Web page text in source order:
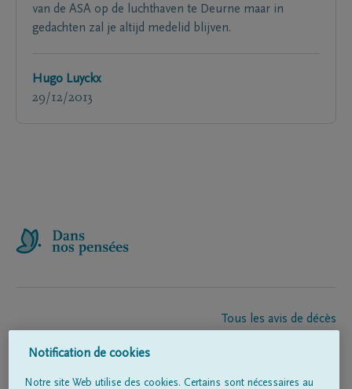
van de ASA op de luchthaven te Deurne maar in
gedachten zal je altijd medelid blijven.
Hugo Luyckx
29/12/2013
Tous les avis de décès
Entrepreneur de pompes funèbres
Notification de cookies
Notre site Web utilise des cookies. Certains sont nécessaires au